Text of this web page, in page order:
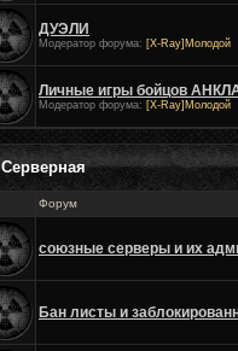
ДУЭЛИ
Модератор форума: [X-Ray]Молодой
Личные игры бойцов
Модератор форума: [X-Ray]Молодой
Серверная
Форум
союзные серверы и их
Бан листы и